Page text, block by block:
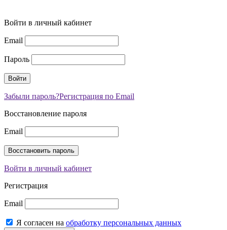
Войти в личный кабинет
Email
Пароль
Забыли пароль?Регистрация по Email
Восстановление пароля
Email
Войти в личный кабинет
Регистрация
Email
Я согласен на обработку персональных данных